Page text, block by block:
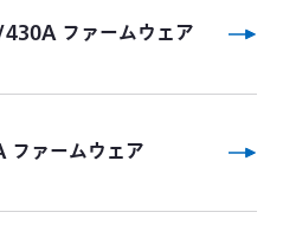
ファームウェア
ァームウェア